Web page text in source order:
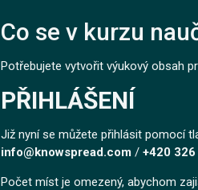
Co se v kurzu
Potřebujete vytvořit výukový obsah
PŘIHLÁŠENÍ
Již nyní se můžete přihlásit pomocí
info@knowspread.com/ +420
Počet míst je omezený, abychom